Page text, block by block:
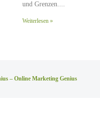
und Grenzen.
Weiterlesen »
– Online Marketing Genius